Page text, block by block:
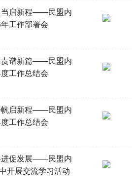
当启新程——民盟内
工作部署会
责谱新篇——民盟内
工作总结会
帆启新程——民盟内
工作总结会
进促发展——民盟内
开展交流学习活动